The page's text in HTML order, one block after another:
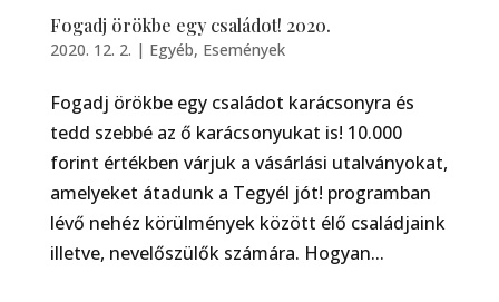
Fogadj örökbe egy családot! 2020.
2020. 12. 2. | Egyéb, Események
Fogadj örökbe egy családot karácsonyra és
tedd szebbé az ő karácsonyukat is! 10.000
forint értékben várjuk a vásárlási utalványokat,
amelyeket átadunk a Tegyél jót! programban
lévő nehéz körülmények között élő családjaink
illetve, nevelőszülők számára. Hogyan...